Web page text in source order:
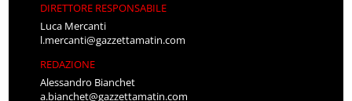
DIRETTORE RESPONSABILE
Luca Mercanti
l.mercanti@gazzettamatin.com
REDAZIONE
Alessandro Bianchet
a.bianchet@gazzettamatin.com